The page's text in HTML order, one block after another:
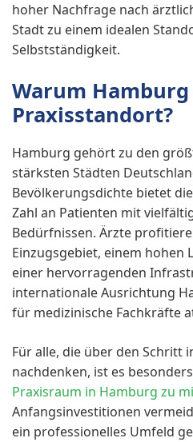
hoher Nachfrage nach
Stadt zu einem idealen
Selbstständigkeit.
Warum Hamburg
Praxisstandort?
Hamburg gehört zu den
stärksten Städten
Bevölkerungsdichte bietet
Zahl an Patienten mit
Bedürfnissen. Ärzte
Einzugsgebiet, einem hohen
einer hervorragenden
internationale Ausrichtung
für medizinische Fachkräfte
Für alle, die über den Schritt
nachdenken, ist es
Praxisraum in Hamburg zu
Anfangsinvestitionen
ein professionelles Umfeld